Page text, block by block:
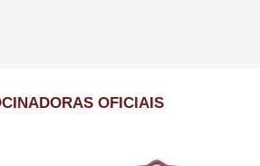
OFICIAIS